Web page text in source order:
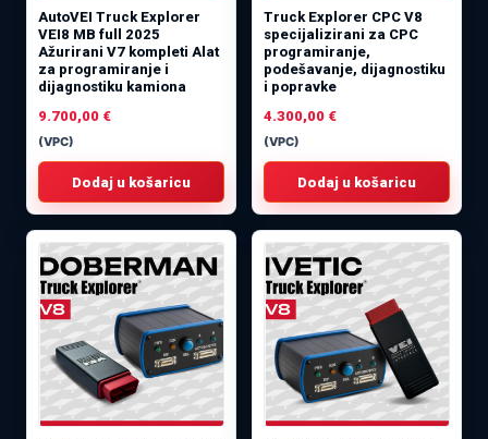
AutoVEI Truck Explorer
VEI8 MB full 2025
Ažurirani V7 kompleti Alat
za programiranje i
dijagnostiku kamiona
9.700,00 €
(VPC)
Dodaj u košaricu
Truck Explorer CPC V8
specijalizirani za CPC
programiranje,
podešavanje, dijagnostiku
i popravke
4.300,00 €
(VPC)
Dodaj u košaricu